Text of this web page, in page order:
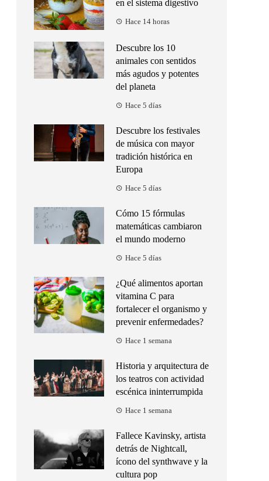
en el sistema digestivo
Hace 14 horas
Descubre los 10
animales con sentidos
más agudos y potentes
del planeta
Hace 5 días
Descubre los festivales
de música con mayor
tradición histórica en
Europa
Hace 5 días
Cómo 15 fórmulas
matemáticas cambiaron
el mundo moderno
Hace 5 días
¿Qué alimentos aportan
vitamina C para
fortalecer el organismo y
prevenir enfermedades?
Hace 1 semana
Historia y arquitectura de
los teatros con actividad
escénica ininterrumpida
Hace 1 semana
Fallece Kavinsky, artista
detrás de Nightcall,
ícono del synthwave y la
cultura pop